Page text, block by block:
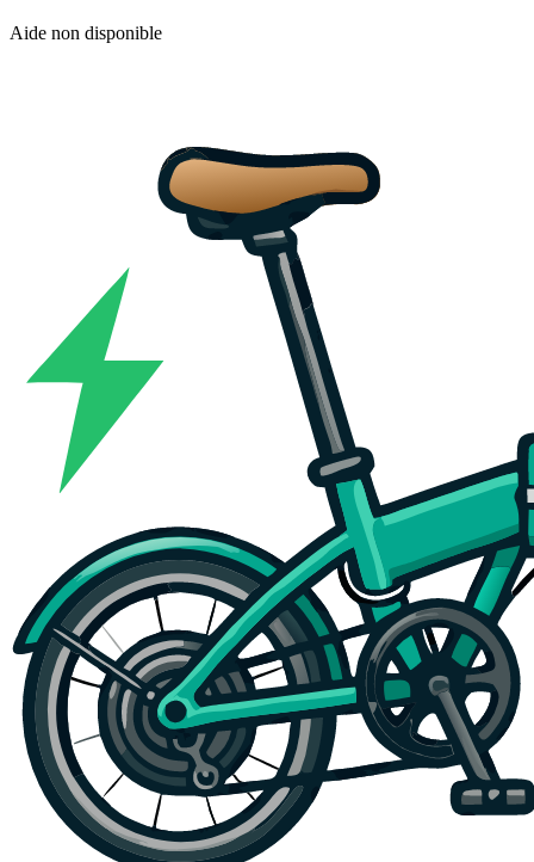
Aide non disponible